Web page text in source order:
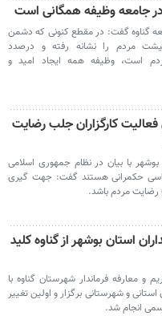
در جامعه وظیفه همگانی است
گناوه گفت: در مقطع کنونی که دشمن
مردم را نشانه رفته و درصدد
است، وظیفه همه ایجاد امید و
کارگزاران جلب رضایت
بوشهر با بیان در نظام جمهوری اسلامی
حکمرانی هستند گفت: جهت گیری
رضایت مردم باشد.
استان بوشهر از گناوه کلید
و معارفه فرماندار شهرستان گناوه با
و شهرستانی برگزار و اولین تغییر
انجام شد.